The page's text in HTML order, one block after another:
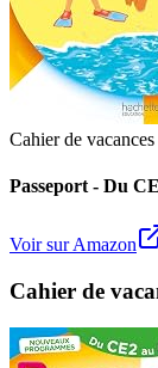
Cahier de vacances
Passeport - Du
Voir sur Amazon
Cahier de